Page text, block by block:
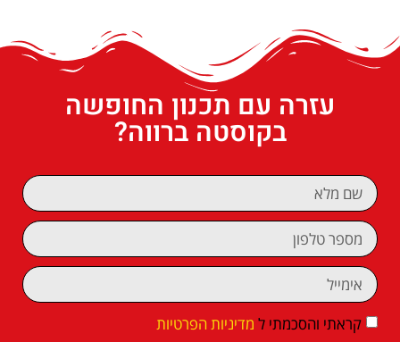
עזרה עם תכנון החופשה
בקוסטה ברווה?
קראתי והסכמתי ל מדיניות הפרטיות